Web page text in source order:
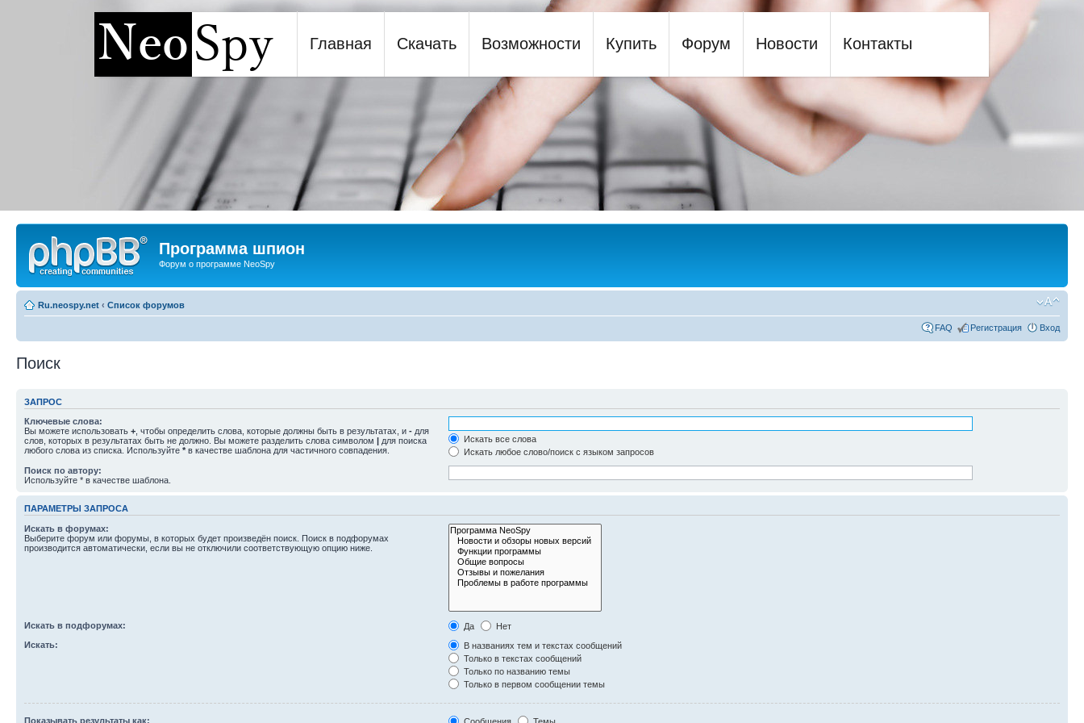
Программа шпион NeoSpy
Главная Скачать Возможности Купить Форум Новости Контакты
Программа шпион
Форум о программе NeoSpy
Ru.neospy.net ‹ Список форумов
FAQ Регистрация Вход
Поиск
ЗАПРОС
Ключевые слова:
Вы можете использовать + , чтобы определить слова, которые должны быть в результатах, и - для
слов, которых в результатах быть не должно. Вы можете разделить слова символом | для поиска
любого слова из списка. Используйте * в качестве шаблона для частичного совпадения.
Искать все слова
Искать любое слово/поиск с языком запросов
Поиск по автору:
Используйте * в качестве шаблона.
ПАРАМЕТРЫ ЗАПРОСА
Искать в форумах:
Выберите форум или форумы, в которых будет произведён поиск. Поиск в подфорумах
производится автоматически, если вы не отключили соответствующую опцию ниже.
Искать в подфорумах: Да
Нет
Искать:
В названиях тем и текстах сообщений
Только в текстах сообщений
Только по названию темы
Только в первом сообщении темы
Показывать результаты как: